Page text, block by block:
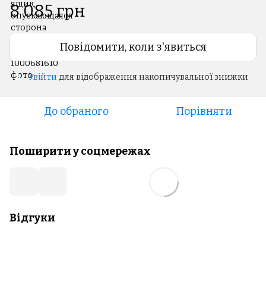
8 085 грн
Повідомити, коли з'явиться
% Увійти для відображення накопичувальної знижки
До обраного Порівняти
Поширити у соцмережах
Відгуки